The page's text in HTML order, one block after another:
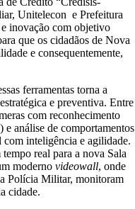
Unitelecon e Prefeitura
inovação com objetivo
que os cidadãos de Nova
e consequentemente,
ferramentas torna a
e preventiva. Entre
com reconhecimento
análise de comportamentos
inteligência e agilidade.
real para a nova Sala
modernovideowall, onde
Polícia Militar, monitoram
cidade.